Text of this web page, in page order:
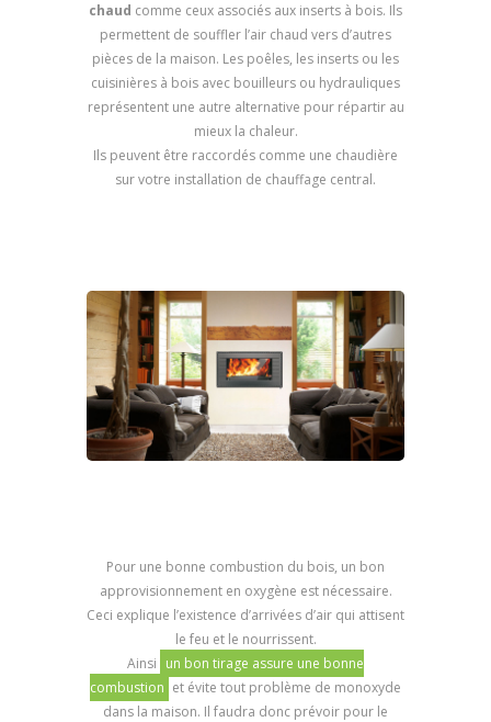
chaud comme ceux associés aux inserts à bois. Ils
permettent de souffler l’air chaud vers d’autres
pièces de la maison. Les poêles, les inserts ou les
cuisinières à bois avec bouilleurs ou hydrauliques
représentent une autre alternative pour répartir au
mieux la chaleur.
Ils peuvent être raccordés comme une chaudière
sur votre installation de chauffage central.
Pour une bonne combustion du bois, un bon
approvisionnement en oxygène est nécessaire.
Ceci explique l’existence d’arrivées d’air qui attisent
le feu et le nourrissent.
Ainsi un bon tirage assure une bonne
combustion et évite tout problème de monoxyde
dans la maison. Il faudra donc prévoir pour le